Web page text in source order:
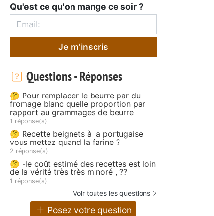
Qu'est ce qu'on mange ce soir ?
Je m'inscris
Questions - Réponses
🤔 Pour remplacer le beurre par du
fromage blanc quelle proportion par
rapport au grammages de beurre
1 réponse(s)
🤔 Recette beignets à la portugaise
vous mettez quand la farine ?
2 réponse(s)
🤔 -le coût estimé des recettes est loin
de la vérité très très minoré , ??
1 réponse(s)
Voir toutes les questions
Posez votre question